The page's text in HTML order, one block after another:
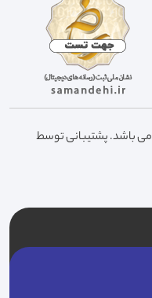
می باشد. پشتیبانی توسط